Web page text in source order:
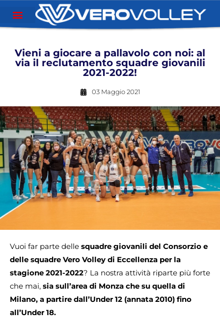
Vieni a giocare a pallavolo con noi: al
via il reclutamento squadre giovanili
2021-2022!
03 Maggio 2021
Vuoi far parte delle squadre giovanili del Consorzio e
delle squadre Vero Volley di Eccellenza per la
stagione 2021-2022? La nostra attività riparte più forte
che mai, sia sull’area di Monza che su quella di
Milano, a partire dall’Under 12 (annata 2010) fino
all’Under 18.